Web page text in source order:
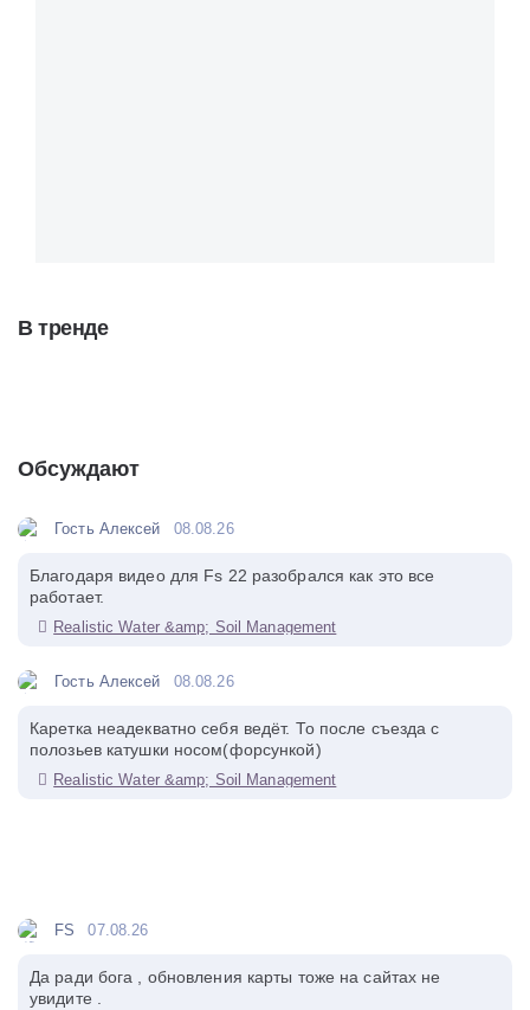
В тренде
Обсуждают
Гость Алексей 08.08.26
Благодаря видео для Fs 22 разобрался как это все
работает.
Realistic Water &amp; Soil Management
Гость Алексей 08.08.26
Каретка неадекватно себя ведёт. То после съезда с
полозьев катушки носом(форсункой)
Realistic Water &amp; Soil Management
FS 07.08.26
Да ради бога , обновления карты тоже на сайтах не
увидите .